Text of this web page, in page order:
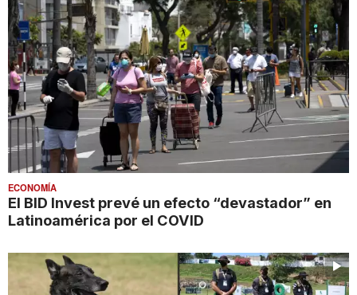
ECONOMÍA
El BID Invest prevé un efecto “devastador” en
Latinoamérica por el COVID